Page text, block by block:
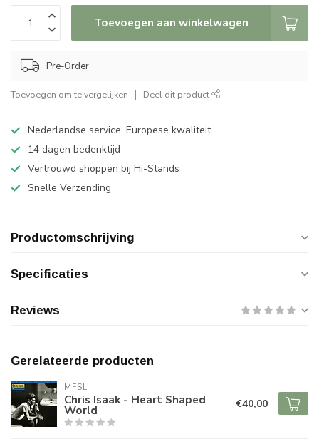
Toevoegen aan winkelwagen
Pre-Order
Toevoegen om te vergelijken Deel dit product
Nederlandse service, Europese kwaliteit
14 dagen bedenktijd
Vertrouwd shoppen bij Hi-Stands
Snelle Verzending
Productomschrijving
Specificaties
Reviews
Gerelateerde producten
MFSL
Chris Isaak - Heart Shaped
World €40,00